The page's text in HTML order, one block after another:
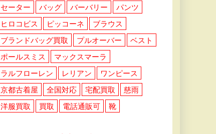
セーター
バッグ バーバリー
パンツ
ヒロコビス
ピッコーネ
ブラウス
ブランドバッグ買取
プルオーバー
ベスト
ポールスミス
マックスマーラ
ラルフローレン
レリアン
ワンピース
京都古着屋
全国対応 宅配買取
慈雨
洋服買取
買取 電話通販可 靴